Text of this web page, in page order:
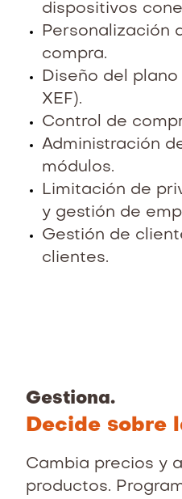
dispositivos
Personalización
compra.
Diseño del
XEF).
Control de
Administración
módulos.
Limitación de
y gestión de
Gestión de
clientes.
Gestiona.
Decide sobre
Cambia precios y
productos.